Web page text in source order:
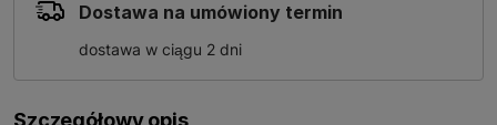
Dostawa na umówiony termin
dostawa w ciągu 2 dni
Szczegółowy opis